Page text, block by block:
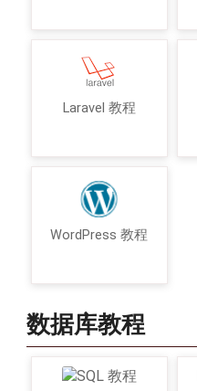
Laravel 教程
WordPress 教程
数据库教程